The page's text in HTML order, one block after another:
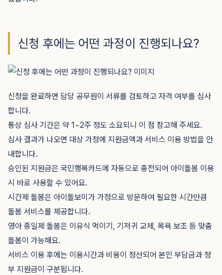
신청 후에는 어떤 과정이 진행되나요?
신청을 완료하면 담당 공무원이 서류를 검토하고 자격 여부를 심사
합니다.
통상 심사 기간은 약 1~2주 정도 소요되니 이 점 참고해 주세요.
심사 결과가 나오면 대상 가정에 지원금액과 서비스 이용 방법을 안
내합니다.
승인된 지원금은 국민행복카드에 자동으로 충전되어 아이돌봄 이용
시 바로 사용할 수 있어요.
시간제 돌봄은 아이돌보미가 가정으로 방문하여 필요한 시간만큼
돌봄 서비스를 제공합니다.
영아 종일제 돌봄은 이유식 먹이기, 기저귀 교체, 목욕 보조 등 맞춤
돌봄이 가능해요.
서비스 이용 후에는 이용시간과 비용이 정산되어 본인 부담금과 정
부 지원금이 구분됩니다.